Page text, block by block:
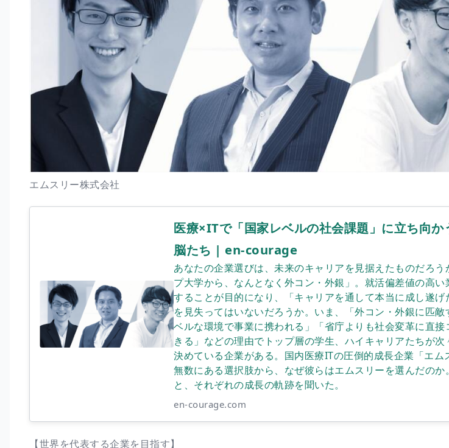
エムスリー株式会社
医療×ITで「国家レベルの社会課題」に立ち向か
脳たち | en-courage
あなたの企業選びは、未来のキャリアを見据えたものだろう
プ大学から、なんとなく外コン・外銀」。就活偏差値の高い
することが目的になり、「キャリアを通して本当に成し遂げ
を見失ってはいないだろうか。いま、「外コン・外銀に匹敵
ベルな環境で事業に携われる」「省庁よりも社会変革に直接
きる」などの理由でトップ層の学生、ハイキャリアたちが次
決めている企業がある。国内医療ITの圧倒的成長企業「エム
無数にある選択肢から、なぜ彼らはエムスリーを選んだのか
と、それぞれの成長の軌跡を聞いた。
en-courage.com
【世界を代表する企業を目指す】